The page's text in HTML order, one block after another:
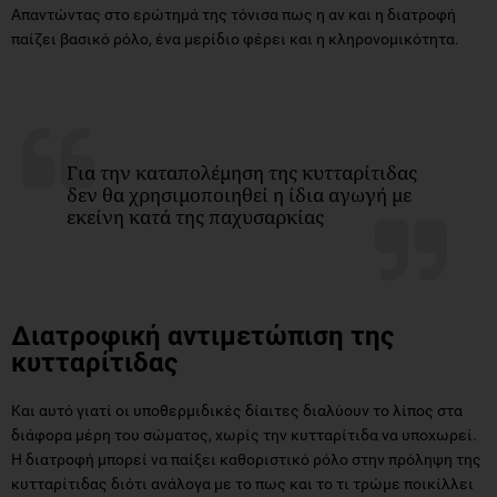
Απαντώντας στο ερώτημά της τόνισα πως η αν και η διατροφή
παίζει βασικό ρόλο, ένα μερίδιο φέρει και η κληρονομικότητα.
Για την καταπολέμηση της κυτταρίτιδας
δεν θα χρησιμοποιηθεί η ίδια αγωγή με
εκείνη κατά της παχυσαρκίας
Διατροφική αντιμετώπιση της
κυτταρίτιδας
Και αυτό γιατί οι υποθερμιδικές δίαιτες διαλύουν το λίπος στα
διάφορα μέρη του σώματος, χωρίς την κυτταρίτιδα να υποχωρεί.
Η διατροφή μπορεί να παίξει καθοριστικό ρόλο στην πρόληψη της
κυτταρίτιδας διότι ανάλογα με το πως και το τι τρώμε ποικίλλει